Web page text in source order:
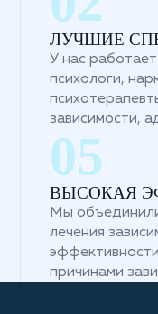
ЛУЧШИЕ
У нас
психологи,
зависимости,
ВЫСОКАЯ
Мы
лечения
причинами